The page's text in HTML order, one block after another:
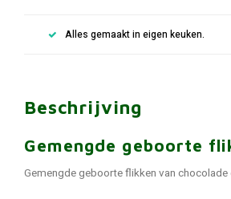
Alles gemaakt in eigen keuken.
Beschrijving
Gemengde geboorte
Gemengde geboorte flikken van